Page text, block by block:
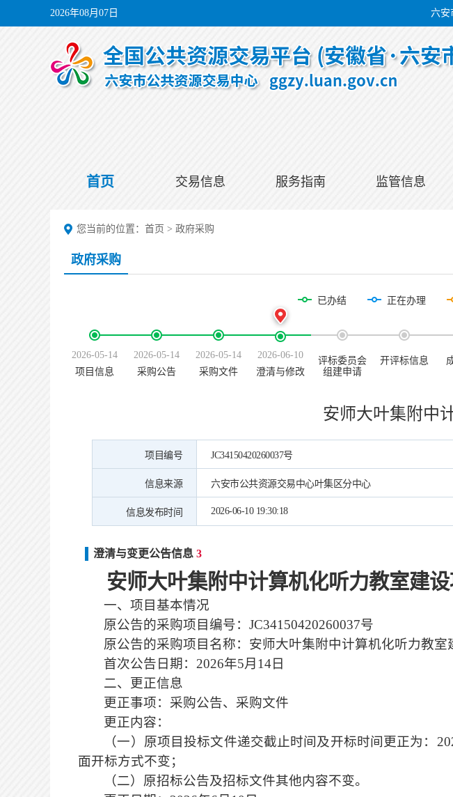
2026年08月07日 六安
首页 交易信息 服务指南 监管信息
您当前的位置： 首页 > 政府采购
政府采购
已办结 正在办理
2026-05-14
项目信息
2026-05-14
采购公告
2026-05-14
采购文件
2026-06-10
澄清与修改
评标委员会
组建申请
开评标信息
安师大叶集附中
项目编号 JC34150420260037号
信息来源 六安市公共资源交易中心叶集区分中心
信息发布时间 2026-06-10 19:30:18
澄清与变更公告信息 3
安师大叶集附中计算机化听力教室建设
一、项目基本情况
原公告的采购项目编号：JC34150420260037号
原公告的采购项目名称：安师大叶集附中计算机化听力教室
首次公告日期： 2026年5月14日
二、更正信息
更正事项：采购公告、采购文件
更正内容：
（一）原项目投标文件递交截止时间及开标时间更正为：
面开标方式不变；
（二）原招标公告及招标文件其他内容不变。